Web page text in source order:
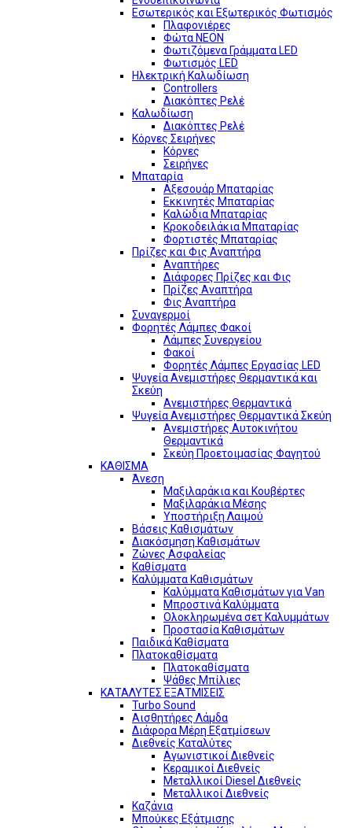
Εσωτερικός και Εξωτερικός Φωτισμός
Πλαφονιέρες
Φώτα NEON
Φωτιζόμενα Γράμματα LED
Φωτισμός LED
Ηλεκτρική Καλωδίωση
Controllers
Διακόπτες Ρελέ
Καλωδίωση
Διακόπτες Ρελέ
Κόρνες Σειρήνες
Κόρνες
Σειρήνες
Μπαταρία
Αξεσουάρ Μπαταρίας
Εκκινητές Μπαταρίας
Καλώδια Μπαταρίας
Κροκοδειλάκια Μπαταρίας
Φορτιστές Μπαταρίας
Πρίζες και Φις Αναπτήρα
Αναπτήρες
Διάφορες Πρίζες και Φις
Πρίζες Αναπτήρα
Φις Αναπτήρα
Συναγερμοί
Φορητές Λάμπες Φακοί
Λάμπες Συνεργείου
Φακοί
Φορητές Λάμπες Εργασίας LED
Ψυγεία Ανεμιστήρες Θερμαντικά και
Σκεύη
Ανεμιστήρες Θερμαντικά
Ψυγεία Ανεμιστήρες Θερμαντικά Σκεύη
Ανεμιστήρες Αυτοκινήτου
Θερμαντικά
Σκεύη Προετοιμασίας Φαγητού
ΚΑΘΙΣΜΑ
Άνεση
Μαξιλαράκια και Κουβέρτες
Μαξιλαράκια Μέσης
Υποστήριξη Λαιμού
Βάσεις Καθισμάτων
Διακόσμηση Καθισμάτων
Ζώνες Ασφαλείας
Καθίσματα
Καλύμματα Καθισμάτων
Καλύμματα Καθισμάτων για Van
Μπροστινά Καλύμματα
Ολοκληρωμένα σετ Καλυμμάτων
Προστασία Καθισμάτων
Παιδικά Καθίσματα
Πλατοκαθίσματα
Πλατοκαθίσματα
Ψάθες Μπίλιες
ΚΑΤΑΛΥΤΕΣ ΕΞΑΤΜΙΣΕΙΣ
Turbo Sound
Αισθητήρες Λάμδα
Διάφορα Μέρη Εξατμίσεων
Διεθνείς Καταλύτες
Αγωνιστικοί Διεθνείς
Κεραμικοί Διεθνείς
Μεταλλικοί Diesel Διεθνείς
Μεταλλικοί Διεθνείς
Καζάνια
Μπούκες Εξάτμισης